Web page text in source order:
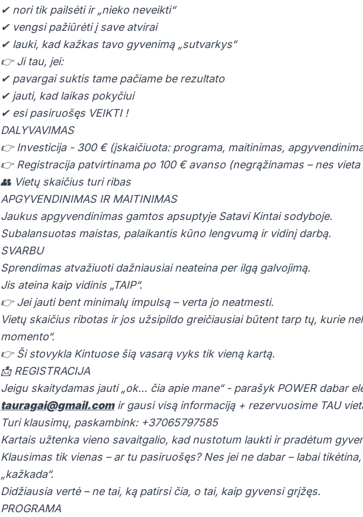
✔ nori tik pailsėti ir „nieko neveikti“
✔ vengsi pažiūrėti į save atvirai
✔ lauki, kad kažkas tavo gyvenimą „sutvarkys“
👉 Ji tau, jei:
✔ pavargai suktis tame pačiame be rezultato
✔ jauti, kad laikas pokyčiui
✔ esi pasiruošęs VEIKTI !
DALYVAVIMAS
👉 Investicija - 300 € (įskaičiuota: programa, maitinimas,
👉 Registracija patvirtinama po 100 € avanso (negrąžinamas – nes
👥 Vietų skaičius turi ribas
APGYVENDINIMAS IR MAITINIMAS
Jaukus apgyvendinimas gamtos apsuptyje Satavi Kintai sodyboje.
Subalansuotas maistas, palaikantis kūno lengvumą ir vidinį darbą.
SVARBU
Sprendimas atvažiuoti dažniausiai neateina per ilgą galvojimą.
Jis ateina kaip vidinis „TAIP“.
👉 Jei jauti bent minimalų impulsą – verta jo neatmesti.
Vietų skaičius ribotas ir jos užsipildo greičiausiai būtent tarp tų, kurie
momento“.
👉 Ši stovykla Kintuose šią vasarą vyks tik vieną kartą.
📩 REGISTRACIJA
Jeigu skaitydamas jauti „ok… čia apie mane“ - parašyk POWER dabar
tauragai@gmail.comir gausi visą informaciją + rezervuosime TAU
Turi klausimų, paskambink: +37065797585
Kartais užtenka vieno savaitgalio, kad nustotum laukti ir pradėtum
Klausimas tik vienas – ar tu pasiruošęs? Nes jei ne dabar – labai
„kažkada“.
Didžiausia vertė – ne tai, ką patirsi čia, o tai, kaip gyvensi grįžęs.
PROGRAMA